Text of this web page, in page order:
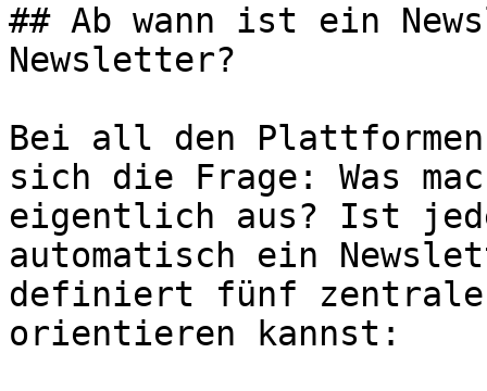
## Ab wann ist ein
Newsletter?
Bei all den
sich die Frage: Was
eigentlich aus? Ist
automatisch ein
definiert fünf zentrale
orientieren kannst: